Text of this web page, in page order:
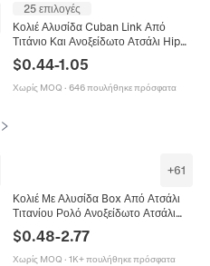
σε Κολιέ
25 επιλογές
Κολιέ Αλυσίδα Cuban Link Από
Τιτάνιο Και Ανοξείδωτο Ατσάλι Hip
Hop Punk Style Για Άνδρες Γυναίκες
$0.44-1.05
Χωρίς MOQ · 646 πουλήθηκε πρόσφατα
+61
Κολιέ Με Αλυσίδα Box Από Ατσάλι
Τιτανίου Ρολό Ανοξείδωτο Ατσάλι
$0.48-2.77
Χωρίς MOQ · 1K+ πουλήθηκε πρόσφατα